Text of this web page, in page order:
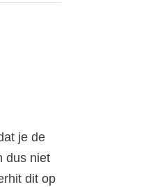
je de
dus niet
dit op